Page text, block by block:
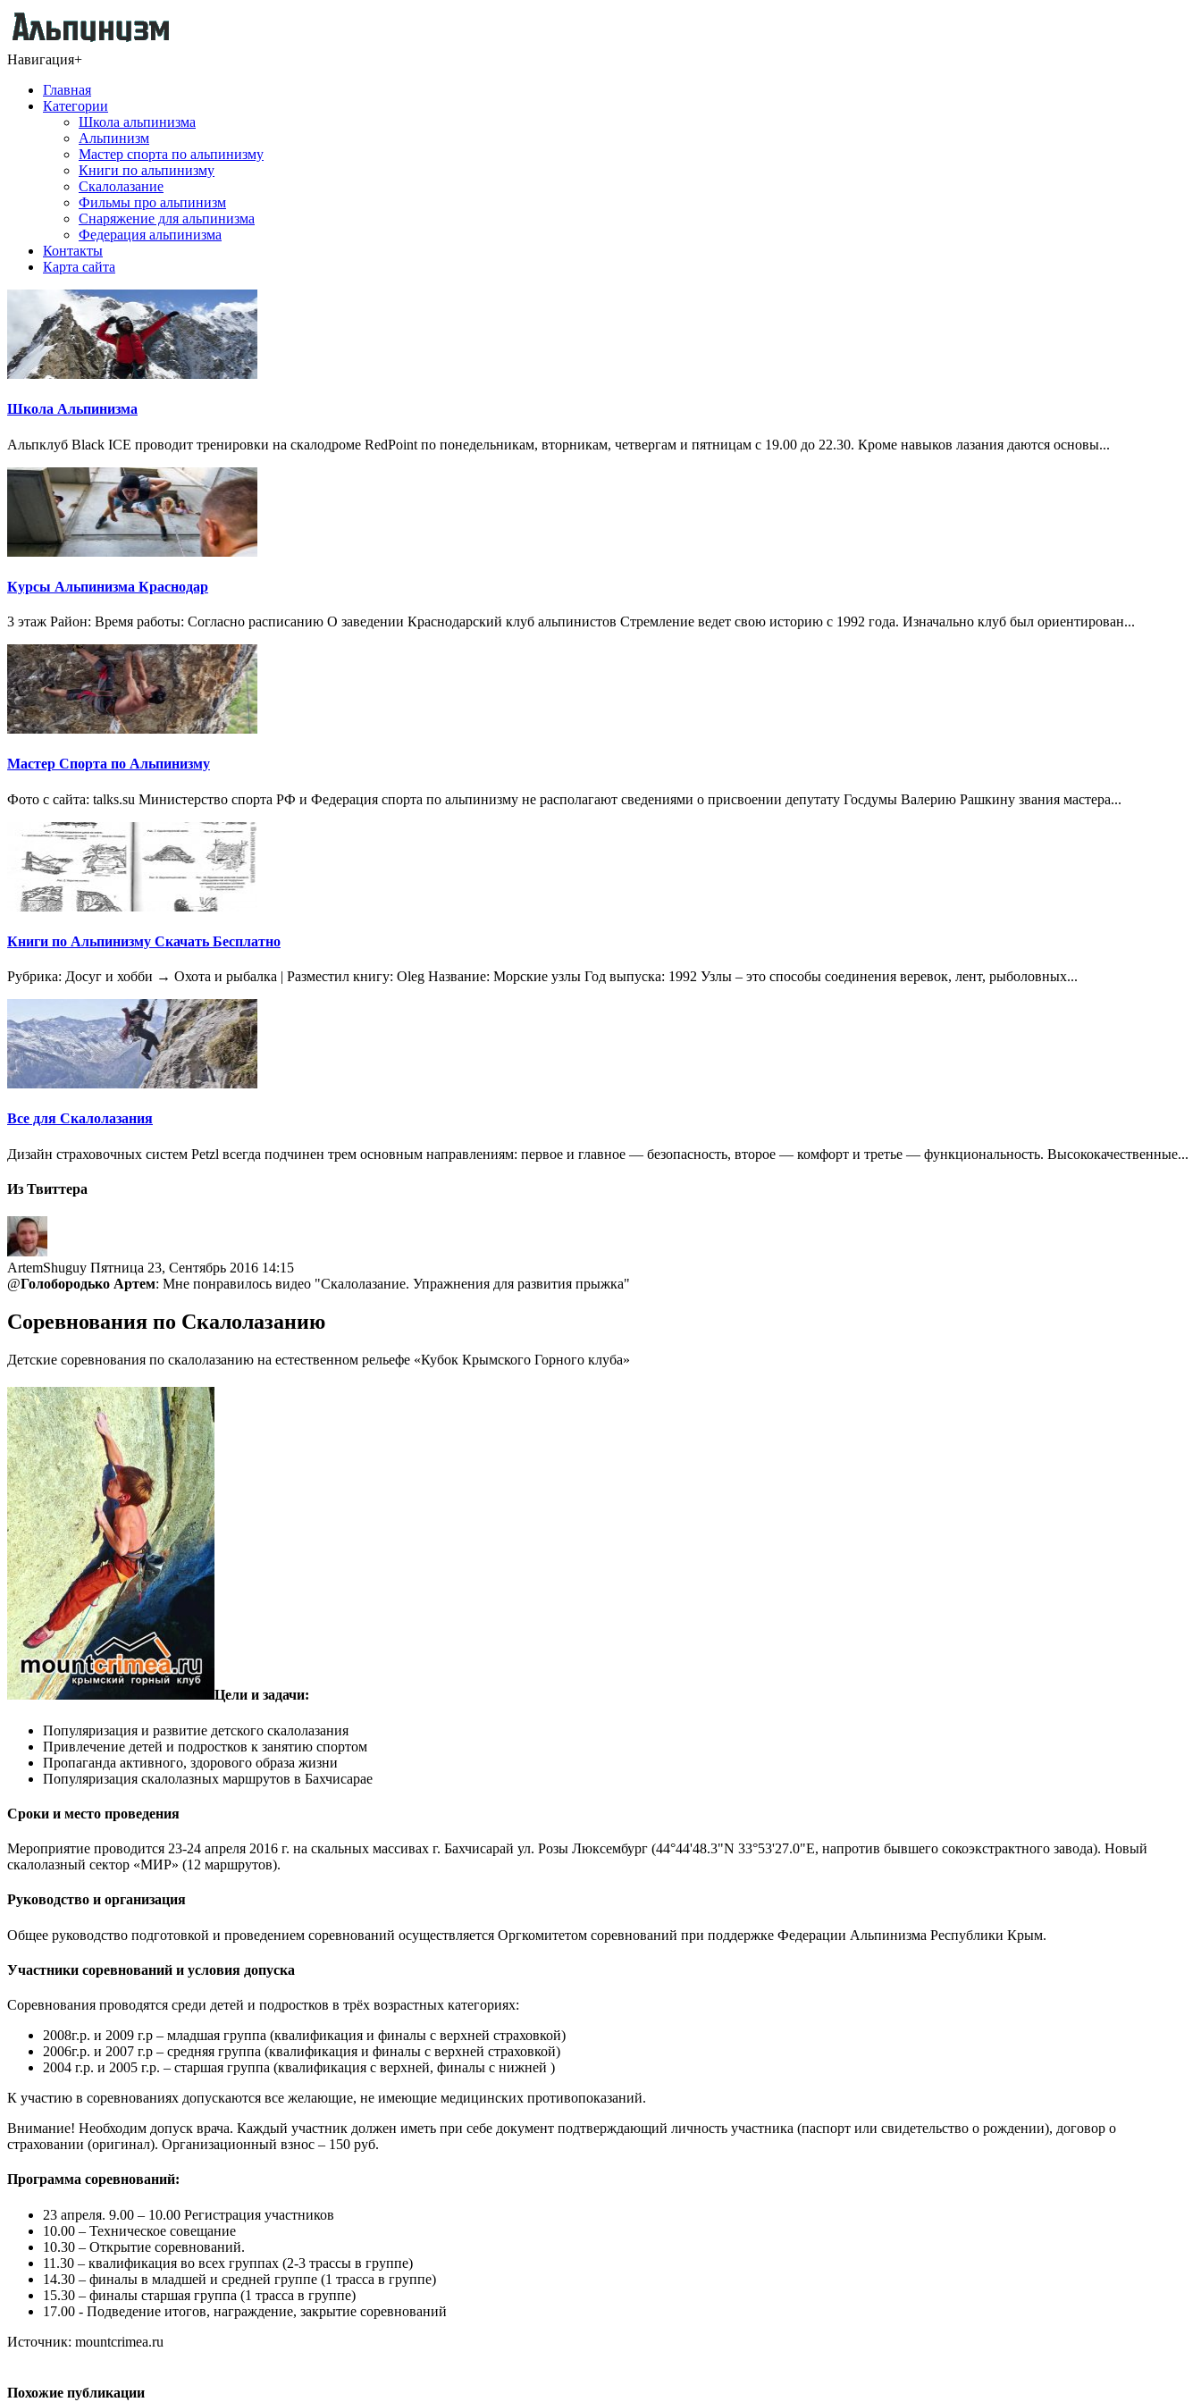
Навигация+
Главная
Категории
Школа альпинизма
Альпинизм
Мастер спорта по альпинизму
Книги по альпинизму
Скалолазание
Фильмы про альпинизм
Снаряжение для альпинизма
Федерация альпинизма
Контакты
Карта сайта
Школа Альпинизма
Альпклуб Black ICE проводит тренировки на скалодроме RedPoint по понедельникам, вторникам, четвергам и пятницам с 19.00 до 22.30. Кроме навыков лазания даются основы...
Курсы Альпинизма Краснодар
3 этаж Район: Время работы: Согласно расписанию О заведении Краснодарский клуб альпинистов Стремление ведет свою историю с 1992 года. Изначально клуб был ориентирован...
Мастер Спорта по Альпинизму
Фото с сайта: talks.su Министерство спорта РФ и Федерация спорта по альпинизму не располагают сведениями о присвоении депутату Госдумы Валерию Рашкину звания мастера...
Книги по Альпинизму Скачать Бесплатно
Рубрика: Досуг и хобби → Охота и рыбалка | Разместил книгу: Oleg Название: Морские узлы Год выпуска: 1992 Узлы – это способы соединения веревок, лент, рыболовных...
Все для Скалолазания
Дизайн страховочных систем Petzl всегда подчинен трем основным направлениям: первое и главное — безопасность, второе — комфорт и третье — функциональность. Высококачественные...
Из Твиттера
ArtemShuguy Пятница 23, Сентябрь 2016 14:15
@Голобородько Артем: Мне понравилось видео "Скалолазание. Упражнения для развития прыжка"
Соревнования по Скалолазанию
Детские соревнования по скалолазанию на естественном рельефе «Кубок Крымского Горного клуба»
Цели и задачи:
Популяризация и развитие детского скалолазания
Привлечение детей и подростков к занятию спортом
Пропаганда активного, здорового образа жизни
Популяризация скалолазных маршрутов в Бахчисарае
Сроки и место проведения
Мероприятие проводится 23-24 апреля 2016 г. на скальных массивах г. Бахчисарай ул. Розы Люксембург (44°44'48.3"N 33°53'27.0"E, напротив бывшего сокоэкстрактного завода). Новый
скалолазный сектор «МИР» (12 маршрутов).
Руководство и организация
Общее руководство подготовкой и проведением соревнований осуществляется Оргкомитетом соревнований при поддержке Федерации Альпинизма Республики Крым.
Участники соревнований и условия допуска
Соревнования проводятся среди детей и подростков в трёх возрастных категориях:
2008г.р. и 2009 г.р – младшая группа (квалификация и финалы с верхней страховкой)
2006г.р. и 2007 г.р – средняя группа (квалификация и финалы с верхней страховкой)
2004 г.р. и 2005 г.р. – старшая группа (квалификация с верхней, финалы с нижней )
К участию в соревнованиях допускаются все желающие, не имеющие медицинских противопоказаний.
Внимание! Необходим допуск врача. Каждый участник должен иметь при себе документ подтверждающий личность участника (паспорт или свидетельство о рождении), договор о
страховании (оригинал). Организационный взнос – 150 руб.
Программа соревнований:
23 апреля. 9.00 – 10.00 Регистрация участников
10.00 – Техническое совещание
10.30 – Открытие соревнований.
11.30 – квалификация во всех группах (2-3 трассы в группе)
14.30 – финалы в младшей и средней группе (1 трасса в группе)
15.30 – финалы старшая группа (1 трасса в группе)
17.00 - Подведение итогов, награждение, закрытие соревнований
Источник: mountcrimea.ru
Похожие публикации